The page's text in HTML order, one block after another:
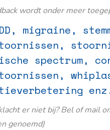
wordt onder meer
migraine,
spectrum,
er niet bij? Bel of mail
genoemd)